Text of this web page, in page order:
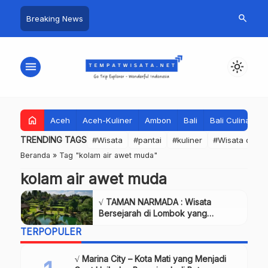
Breaking News search
menu light_mode
home Aceh Aceh-Kuliner Ambon Bali Bali Culinary
TRENDING TAGS #Wisata #pantai #kuliner #Wisata dan
Beranda » Tag "kolam air awet muda"
kolam air awet muda
√ TAMAN NARMADA : Wisata
Bersejarah di Lombok yang
TERPOPULER
√ Marina City – Kota Mati yang Menjadi